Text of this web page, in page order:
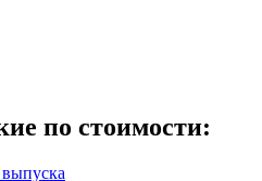
по стоимости: